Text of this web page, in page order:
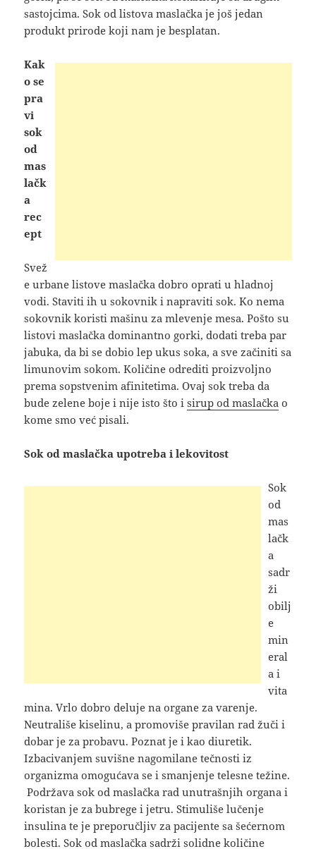
sastojcima. Sok od listova maslačka je još jedan
produkt prirode koji nam je besplatan.
Kak
o se
pra
vi
sok
od
mas
lačk
a
rec
ept
Svež
e urbane listove maslačka dobro oprati u hladnoj
vodi. Staviti ih u sokovnik i napraviti sok. Ko nema
sokovnik koristi mašinu za mlevenje mesa. Pošto su
listovi maslačka dominantno gorki, dodati treba par
jabuka, da bi se dobio lep ukus soka, a sve začiniti sa
limunovim sokom. Količine odrediti proizvoljno
prema sopstvenim afinitetima. Ovaj sok treba da
bude zelene boje i nije isto što isirup od maslačka o
kome smo već pisali.
Sok od maslačka upotreba i lekovitost
Sok
od
mas
lačk
a
sadr
ži
obilj
e
min
eral
a i
vita
mina. Vrlo dobro deluje na organe za varenje.
Neutrališe kiselinu, a promoviše pravilan rad žuči i
dobar je za probavu. Poznat je i kao diuretik.
Izbacivanjem suvišne nagomilane tečnosti iz
organizma omogućava se i smanjenje telesne težine.
Podržava sok od maslačka rad unutrašnjih organa i
koristan je za bubrege i jetru. Stimuliše lučenje
insulina te je preporučljiv za pacijente sa šećernom
bolesti. Sok od maslačka sadrži solidne količine